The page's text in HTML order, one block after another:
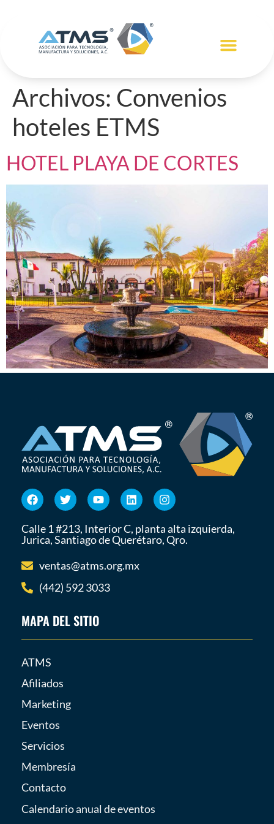
Archivos: Convenios
hoteles ETMS
HOTEL PLAYA DE CORTES
Calle 1 #213, Interior C, planta alta izquierda,
Jurica, Santiago de Querétaro, Qro.
ventas@atms.org.mx
(442) 592 3033
MAPA DEL SITIO
ATMS
Afiliados
Marketing
Eventos
Servicios
Membresía
Contacto
Calendario anual de eventos